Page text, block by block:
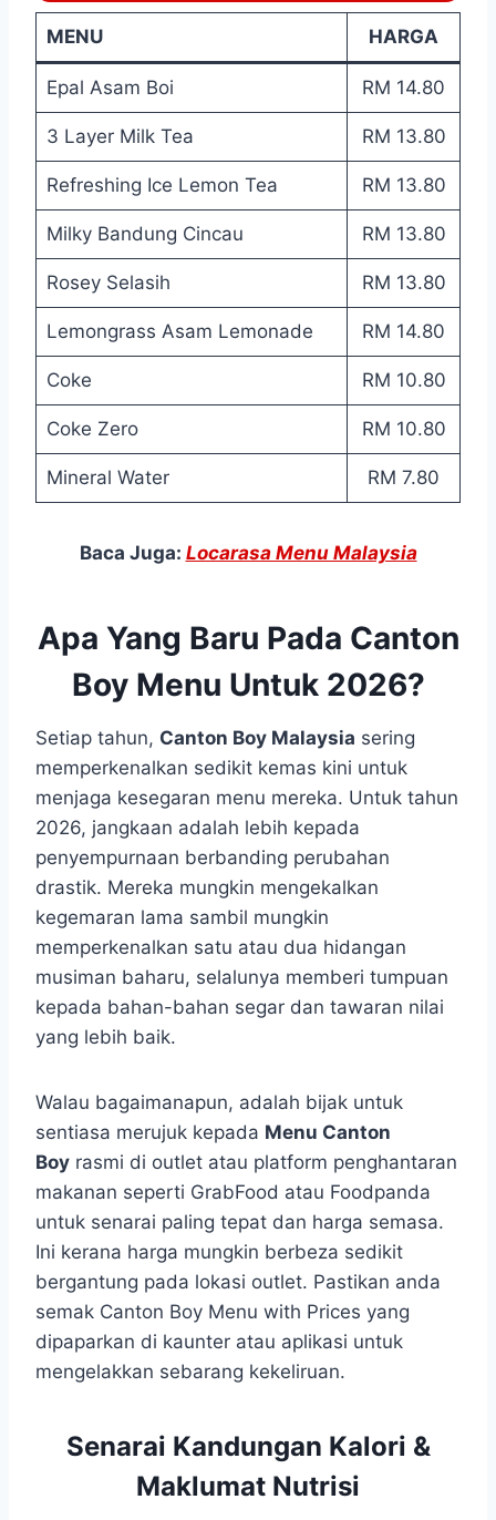
MENU HARGA
Epal Asam Boi RM 14.80
3 Layer Milk Tea RM 13.80
Refreshing Ice Lemon Tea RM 13.80
Milky Bandung Cincau RM 13.80
Rosey Selasih RM 13.80
Lemongrass Asam Lemonade RM 14.80
Coke RM 10.80
Coke Zero RM 10.80
Mineral Water RM 7.80
Baca Juga: Locarasa Menu Malaysia
Apa Yang Baru Pada Canton
Boy Menu Untuk 2026?
Setiap tahun, Canton Boy Malaysia sering
memperkenalkan sedikit kemas kini untuk
menjaga kesegaran menu mereka. Untuk tahun
2026, jangkaan adalah lebih kepada
penyempurnaan berbanding perubahan
drastik. Mereka mungkin mengekalkan
kegemaran lama sambil mungkin
memperkenalkan satu atau dua hidangan
musiman baharu, selalunya memberi tumpuan
kepada bahan-bahan segar dan tawaran nilai
yang lebih baik.
Walau bagaimanapun, adalah bijak untuk
sentiasa merujuk kepada Menu Canton
Boy rasmi di outlet atau platform penghantaran
makanan seperti GrabFood atau Foodpanda
untuk senarai paling tepat dan harga semasa.
Ini kerana harga mungkin berbeza sedikit
bergantung pada lokasi outlet. Pastikan anda
semak Canton Boy Menu with Prices yang
dipaparkan di kaunter atau aplikasi untuk
mengelakkan sebarang kekeliruan.
Senarai Kandungan Kalori &
Maklumat Nutrisi